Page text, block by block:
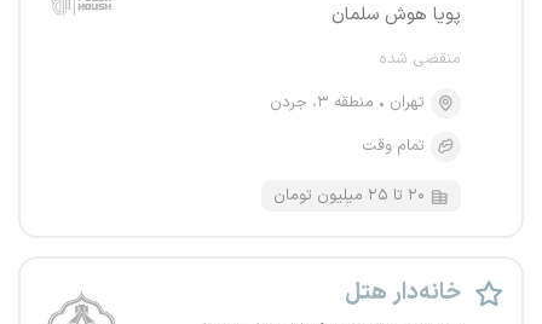
پویا هوش سلمان
منقضی شده
تهران
منطقه ۳، جردن
تمام وقت
۲۰ تا ۲۵ میلیون تومان
خانه‌دار هتل